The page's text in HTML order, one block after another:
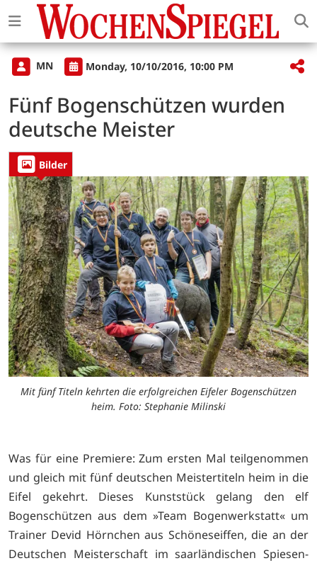
MN Monday, 10/10/2016, 10:00 PM
Fünf Bogenschützen wurden
deutsche Meister
Bilder
Mit fünf Titeln kehrten die erfolgreichen Eifeler Bogenschützen
heim. Foto: Stephanie Milinski
Was für eine Premiere: Zum ersten Mal teilgenommen
und gleich mit fünf deutschen Meistertiteln heim in die
Eifel gekehrt. Dieses Kunststück gelang den elf
Bogenschützen aus dem »Team Bogenwerkstatt« um
Trainer Devid Hörnchen aus Schöneseiffen, die an der
Deutschen Meisterschaft im saarländischen Spiesen-